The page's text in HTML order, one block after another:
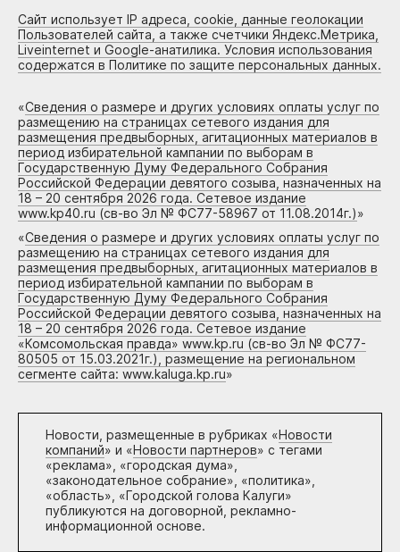
Сайт использует IP адреса, cookie, данные геолокации
Пользователей сайта, а также счетчики Яндекс.Метрика,
Liveinternet и Google-анатилика. Условия использования
содержатся в Политике по защите персональных данных.
«Сведения о размере и других условиях оплаты услуг по
размещению на страницах сетевого издания для
размещения предвыборных, агитационных материалов в
период избирательной кампании по выборам в
Государственную Думу Федерального Собрания
Российской Федерации девятого созыва, назначенных на
18 – 20 сентября 2026 года. Сетевое издание
www.kp40.ru (св-во Эл № ФС77-58967 от 11.08.2014г.)»
«Сведения о размере и других условиях оплаты услуг по
размещению на страницах сетевого издания для
размещения предвыборных, агитационных материалов в
период избирательной кампании по выборам в
Государственную Думу Федерального Собрания
Российской Федерации девятого созыва, назначенных на
18 – 20 сентября 2026 года. Сетевое издание
«Комсомольская правда» www.kp.ru (св-во Эл № ФС77-
80505 от 15.03.2021г.), размещение на региональном
сегменте сайта: www.kaluga.kp.ru»
Новости, размещенные в рубриках «Новости
компаний» и «Новости партнеров» с тегами
«реклама», «городская дума»,
«законодательное собрание», «политика»,
«область», «Городской голова Калуги»
публикуются на договорной, рекламно-
информационной основе.